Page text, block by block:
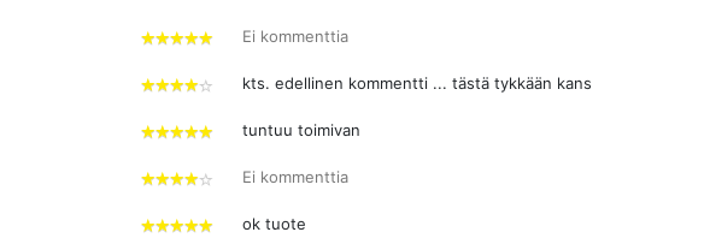
tähdet
tähdet
Ei kommenttia
tähdet
kts. edellinen kommentti ... tästä tykkään kans
tähdet
tuntuu toimivan
tähdet
Ei kommenttia
ok tuote